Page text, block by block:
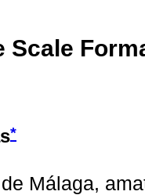
Scale
*
Málaga,